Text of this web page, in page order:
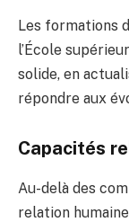
Les formations
l’École
solide, en
répondre aux
Capacités
Au-delà des
relation